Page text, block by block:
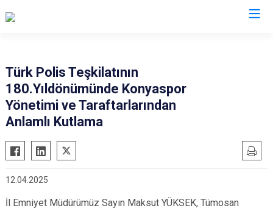
Türk Polis Teşkilatının
180.Yıldönümünde Konyaspor
Yönetimi ve Taraftarlarından
Anlamlı Kutlama
12.04.2025
İl Emniyet Müdürümüz Sayın Maksut YÜKSEK, Tümosan